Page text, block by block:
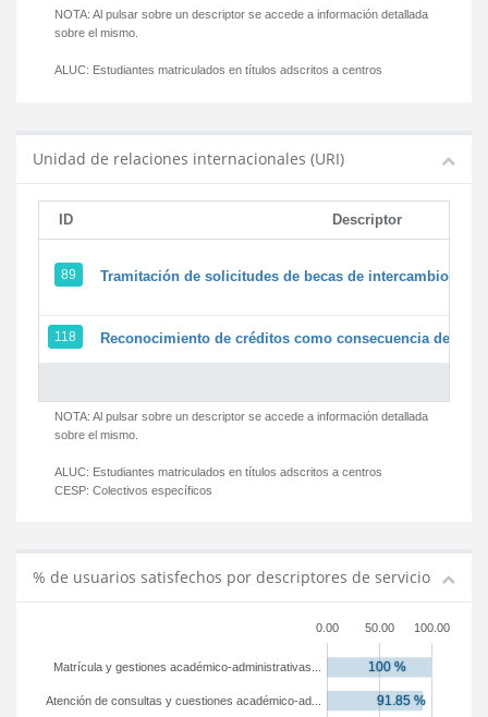
NOTA: Al pulsar sobre un descriptor se accede a información detallada
sobre el mismo.
ALUC: Estudiantes matriculados en títulos adscritos a centros
Unidad de relaciones internacionales (URI)
ID Descriptor
89 Tramitación de solicitudes de becas de intercambio
118 Reconocimiento de créditos como consecuencia de un
NOTA: Al pulsar sobre un descriptor se accede a información detallada
sobre el mismo.
ALUC: Estudiantes matriculados en títulos adscritos a centros
CESP: Colectivos específicos
% de usuarios satisfechos por descriptores de servicio
0.00 50.00 100.00
Atención de consultas y cuestiones académico-ad...
Matrícula y gestiones académico-administrativas...